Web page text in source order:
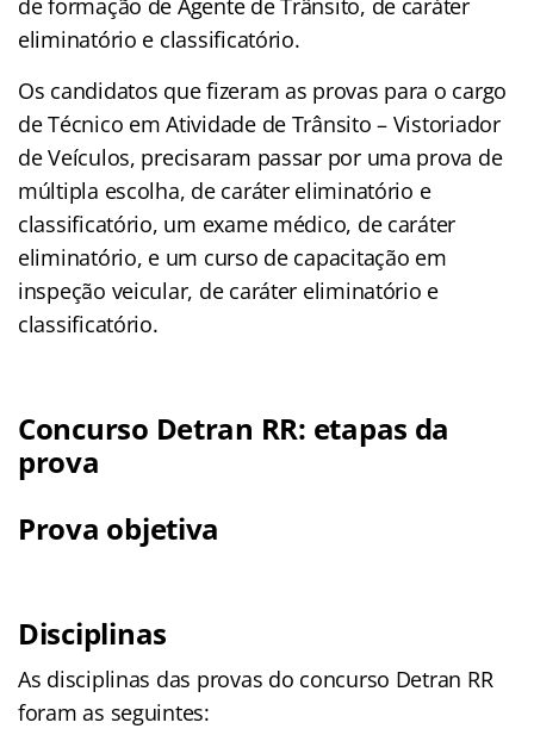
de formação de Agente de Trânsito, de caráter
eliminatório e classificatório.
Os candidatos que fizeram as provas para o cargo
de Técnico em Atividade de Trânsito – Vistoriador
de Veículos, precisaram passar por uma prova de
múltipla escolha, de caráter eliminatório e
classificatório, um exame médico, de caráter
eliminatório, e um curso de capacitação em
inspeção veicular, de caráter eliminatório e
classificatório.
Concurso Detran RR: etapas da
prova
Prova objetiva
Disciplinas
As disciplinas das provas do concurso Detran RR
foram as seguintes: